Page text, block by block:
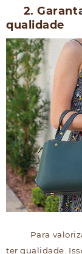
2.
qualidade
Para
ter qualidade.